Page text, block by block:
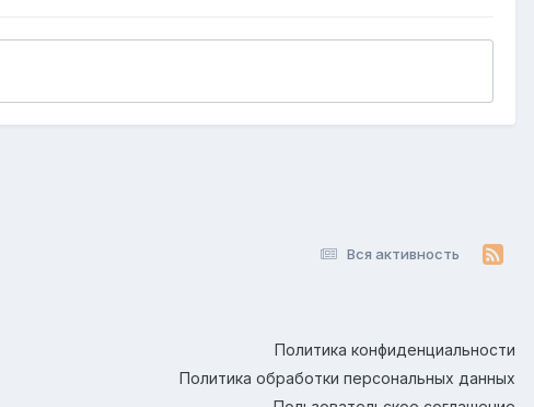
Вся активность
Политика конфиденциальности
Политика обработки персональных данных